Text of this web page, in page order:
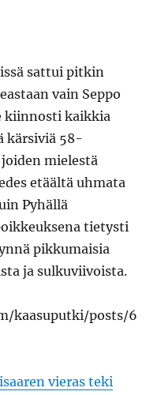
sattui pitkin
vain Seppo
kiinnosti kaikkia
kärsiviä 58-
mielestä
etäältä uhmata
Pyhällä
tietysti
pikkumaisia
ja sulkuviivoista.
kaasuputki/posts/6
vieras teki